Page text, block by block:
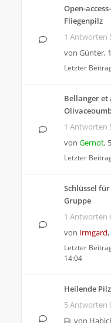
Open-
Fliegenpilz
1 Antworten
von Günter,
Letzter
Bellanger et
1 Antworten
von Gernot,
Letzter
Schlüssel
Gruppe
1 Antworten
von Irmgard,
Letzter
14:04
Heilende
5 Antworten
von